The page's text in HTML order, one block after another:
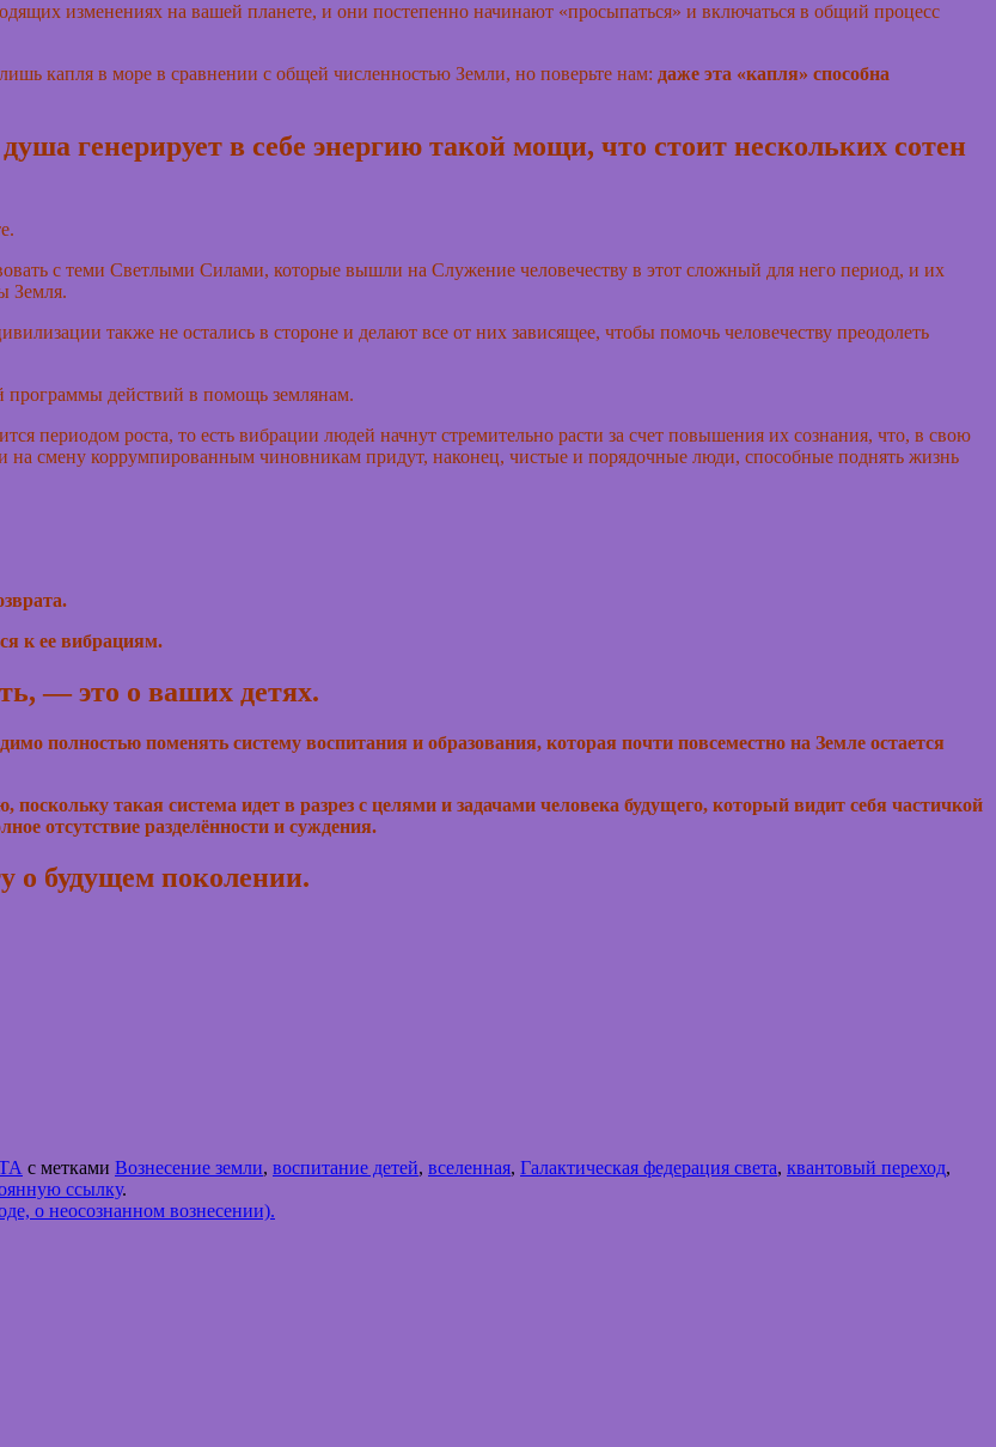
изменениях на вашей планете, и они постепенно начинают «просыпаться» и включаться в общий процесс
капля в море в сравнении с общей численностью Земли, но поверьте нам: даже эта «капля» способна
генерирует в себе энергию такой мощи, что стоит нескольких сотен
с теми Светлыми Силами, которые вышли на Служение человечеству в этот сложный для него период, и их
Земля.
также не остались в стороне и делают все от них зависящее, чтобы помочь человечеству преодолеть
программы действий в помощь землянам.
периодом роста, то есть вибрации людей начнут стремительно расти за счет повышения их сознания, что, в свою
на смену коррумпированным чиновникам придут, наконец, чистые и порядочные люди, способные поднять жизнь
к ее вибрациям.
— это о ваших детях.
полностью поменять систему воспитания и образования, которая почти повсеместно на Земле остается
такая система идет в разрез с целями и задачами человека будущего, который видит себя частичкой
отсутствие разделённости и суждения.
о будущем поколении.
с метками Вознесение земли, воспитание детей, вселенная, Галактическая федерация света, квантовый переход,
ссылку.
о неосознанном вознесении).